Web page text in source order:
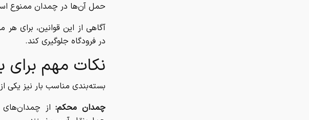
حمل آن‌ها در چمدان ممنوع
آگاهی از این قوانین، برای
در فرودگاه جلوگیری کند.
نکات مهم برای
بسته‌بندی مناسب بار نیز
چمدان محکم:از چمدان‌های